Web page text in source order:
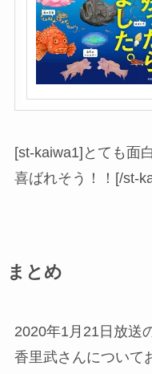
[st-kaiwa1]とても面
喜ばれそう！！[/st-
まとめ
2020年1月21日放送
香里武さんについて